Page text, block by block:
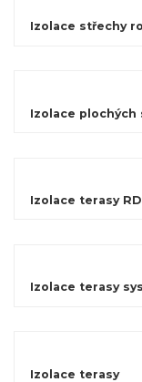
Izolace střechy
Izolace plochých
Izolace terasy
Izolace terasy
Izolace terasy